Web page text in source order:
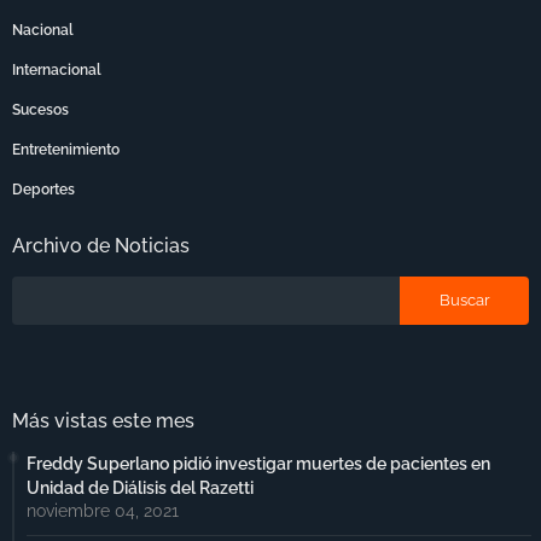
Nacional
Internacional
Sucesos
Entretenimiento
Deportes
Archivo de Noticias
Más vistas este mes
Freddy Superlano pidió investigar muertes de pacientes en
Unidad de Diálisis del Razetti
noviembre 04, 2021